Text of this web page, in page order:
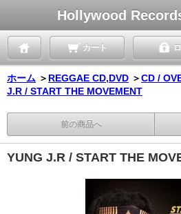
Hollywood
カート
ホーム ＞ REGGAE CD,DVD ＞CD /
J.R / START THE MOVEMENT
前の商品へ
YUNG J.R / START THE